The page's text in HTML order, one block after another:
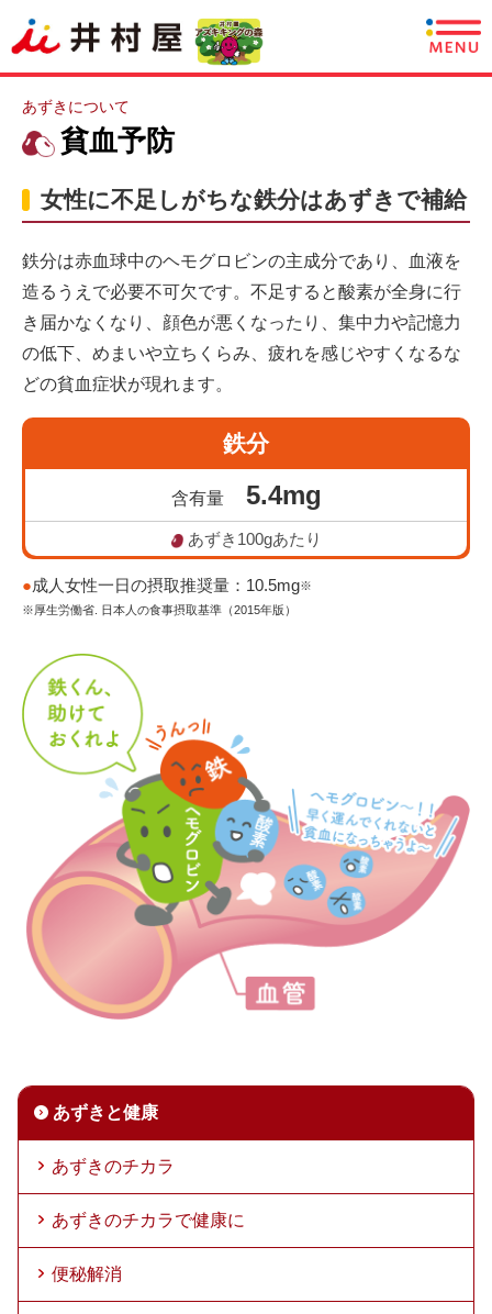
商品情報
レシピ
あずきについて
CSR情報
企業情報
採用情報
あずきについて
貧血予防
女性に不足しがちな鉄分はあずきで補給
鉄分は赤血球中のヘモグロビンの主成分であり、血液を
造るうえで必要不可欠です。不足すると酸素が全身に行
き届かなくなり、顔色が悪くなったり、集中力や記憶力
の低下、めまいや立ちくらみ、疲れを感じやすくなるな
どの貧血症状が現れます。
鉄分
含有量 5.4mg
あずき100gあたり
成人女性一日の摂取推奨量：10.5mg※
厚生労働省. 日本人の食事摂取基準（2015年版）
あずきと健康
あずきのチカラ
あずきのチカラで健康に
便秘解消